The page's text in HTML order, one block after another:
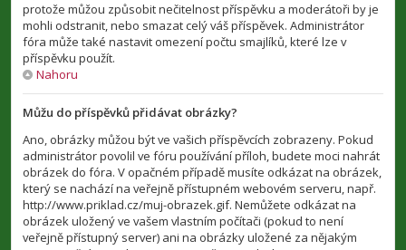
protože můžou způsobit nečitelnost příspěvku a moderátoři by je
mohli odstranit, nebo smazat celý váš příspěvek. Administrátor
fóra může také nastavit omezení počtu smajlíků, které lze v
příspěvku použít.
Nahoru
Můžu do příspěvků přidávat obrázky?
Ano, obrázky můžou být ve vašich příspěvcích zobrazeny. Pokud
administrátor povolil ve fóru používání příloh, budete moci nahrát
obrázek do fóra. V opačném případě musíte odkázat na obrázek,
který se nachází na veřejně přístupném webovém serveru, např.
http://www.priklad.cz/muj-obrazek.gif. Nemůžete odkázat na
obrázek uložený ve vašem vlastním počítači (pokud to není
veřejně přístupný server) ani na obrázky uložené za nějakým